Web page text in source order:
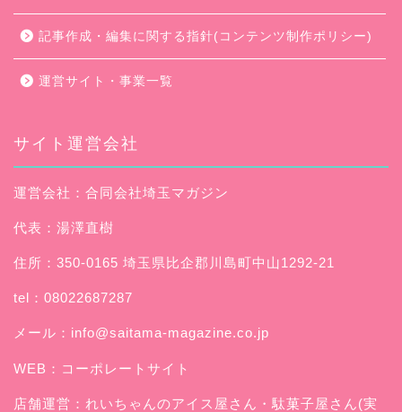
記事作成・編集に関する指針(コンテンツ制作ポリシー)
運営サイト・事業一覧
サイト運営会社
運営会社：合同会社埼玉マガジン
代表：湯澤直樹
住所：350-0165 埼玉県比企郡川島町中山1292-21
tel：08022687287
メール： info@saitama-magazine.co.jp
WEB： コーポレートサイト
店舗運営： れいちゃんのアイス屋さん ・駄菓子屋さん(実